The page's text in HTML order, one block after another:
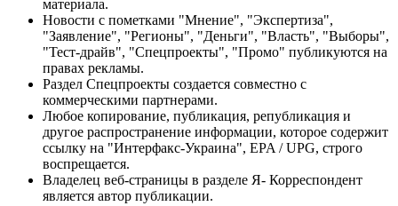
материала.
Новости с пометками "Мнение", "Экспертиза",
"Заявление", "Регионы", "Деньги", "Власть", "Выборы",
"Тест-драйв", "Спецпроекты", "Промо" публикуются на
правах рекламы.
Раздел Спецпроекты создается совместно с
коммерческими партнерами.
Любое копирование, публикация, републикация и
другое распространение информации, которое содержит
ссылку на "Интерфакс-Украина", EPA / UPG, строго
воспрещается.
Владелец веб-страницы в разделе Я- Корреспондент
является автор публикации.